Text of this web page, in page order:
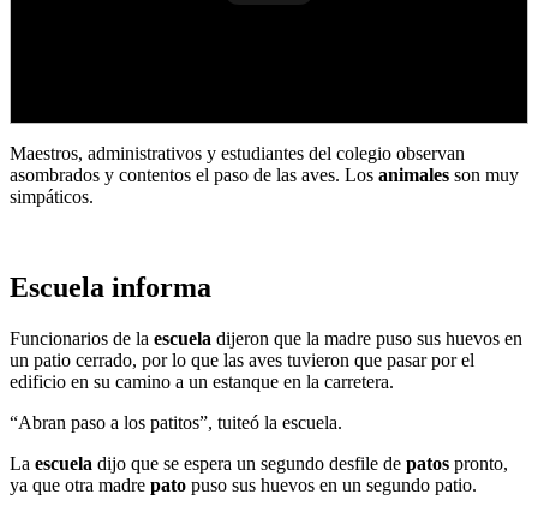
Maestros, administrativos y estudiantes del colegio observan
asombrados y contentos el paso de las aves. Los animales son muy
simpáticos.
Escuela informa
Funcionarios de la escuela dijeron que la madre puso sus huevos en
un patio cerrado, por lo que las aves tuvieron que pasar por el
edificio en su camino a un estanque en la carretera.
“Abran paso a los patitos”, tuiteó la escuela.
La escuela dijo que se espera un segundo desfile de patos pronto,
ya que otra madre pato puso sus huevos en un segundo patio.